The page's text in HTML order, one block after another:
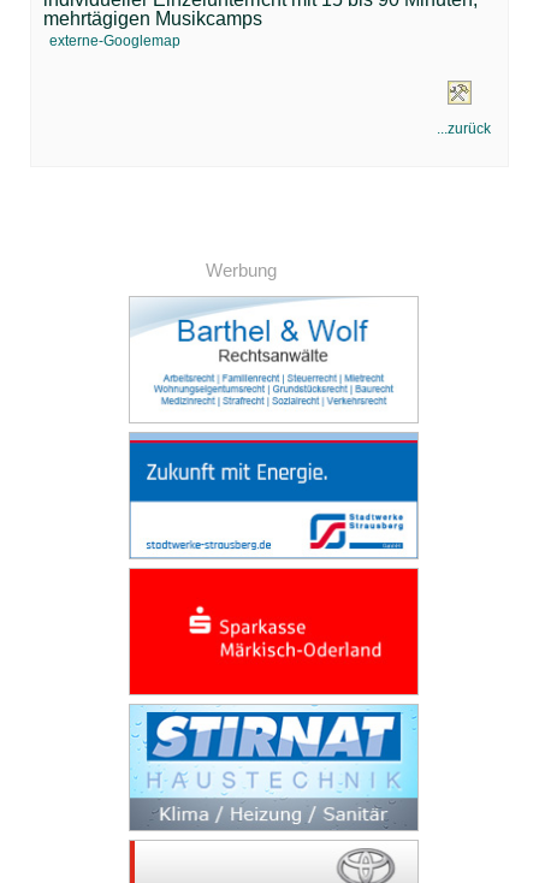
mehrtägigen Musikcamps
externe-Googlemap
...zurück
Werbung